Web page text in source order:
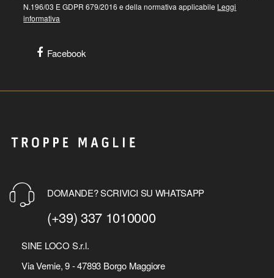
N.196/03 E GDPR 679/2016 e della normativa applicabile Leggi
informativa
Facebook
DOMANDE? SCRIVICI SU WHATSAPP
(+39) 337 1010000
SINE LOCO S.r.l.
Via Vernie, 9 - 47893 Borgo Maggiore